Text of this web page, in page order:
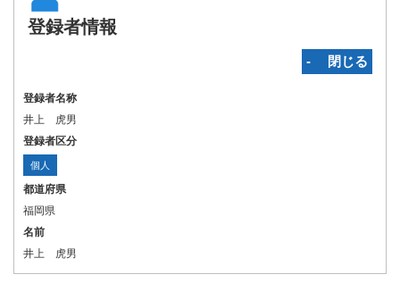
登録者情報
‐ 閉じる
登録者名称
井上 虎男
登録者区分
個人
都道府県
福岡県
名前
井上 虎男